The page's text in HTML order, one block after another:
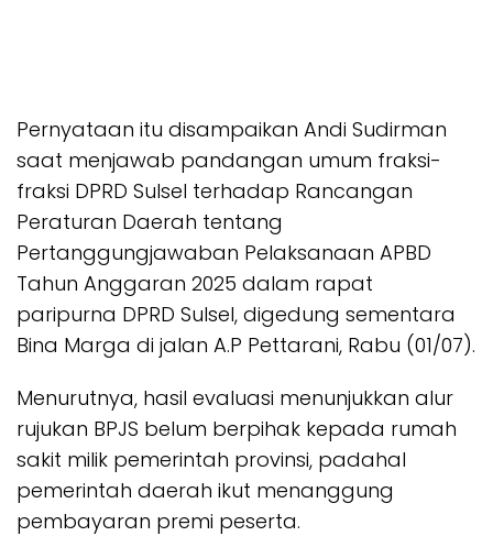
Pernyataan itu disampaikan Andi Sudirman
saat menjawab pandangan umum fraksi-
fraksi DPRD Sulsel terhadap Rancangan
Peraturan Daerah tentang
Pertanggungjawaban Pelaksanaan APBD
Tahun Anggaran 2025 dalam rapat
paripurna DPRD Sulsel, digedung sementara
Bina Marga di jalan A.P Pettarani, Rabu (01/07).
Menurutnya, hasil evaluasi menunjukkan alur
rujukan BPJS belum berpihak kepada rumah
sakit milik pemerintah provinsi, padahal
pemerintah daerah ikut menanggung
pembayaran premi peserta.